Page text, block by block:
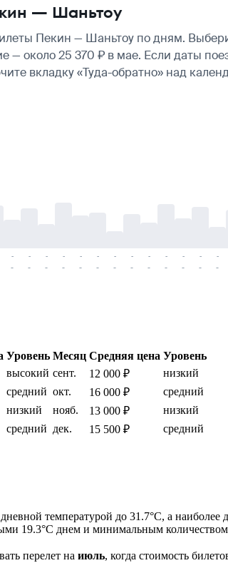
— Шаньтоу
Пекин — Шаньтоу по дням.
— около 25 370 ₽ в мае. Если даты
вкладку «Туда-обратно» над
-
-
-
-
-
-
-
-
-
-
-
-
-
-
-
-
-
-
-
-
-
-
-
-
-
-
Уровень Месяц Средняя цена Уровень
высокий сент. 12 000 ₽
низкий
средний окт. 16 000 ₽
средний
низкий нояб. 13 000 ₽
низкий
средний дек. 15 500 ₽ средний
температурой до 31.7°C, а
19.3°C днем и минимальным количеством
перелет на июль, когда стоимость